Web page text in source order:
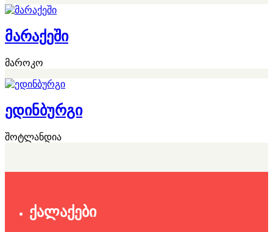
მარაქეში
მაროკო
ედინბურგი
შოტლანდია
ქალაქები